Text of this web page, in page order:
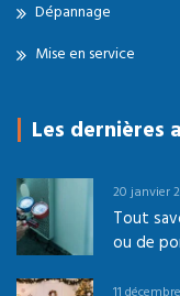
Dépannage
Mise en service
Les dernières
20 janvier
Tout
ou de
11